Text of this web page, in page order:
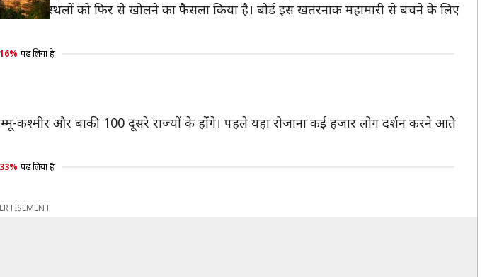
धार्मिक स्थलों को फिर से खोलने का फैसला किया है। बोर्ड इस खतरनाक महामारी से बचने के लिए
16% पढ़ लिया है
कश्मीर और बाकी 100 दूसरे राज्यों के होंगे। पहले यहां रोजाना कई हजार लोग दर्शन करने आते
33% पढ़ लिया है